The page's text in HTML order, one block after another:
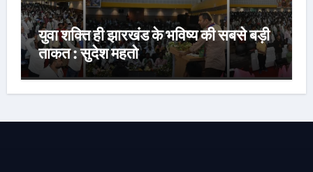
युवा शक्ति ही झारखंड के भविष्य की सबसे बड़ी
ताकत : सुदेश महतो